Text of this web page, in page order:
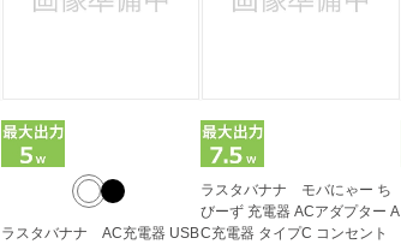
ラスタバナナ AC充電器 USB
ラスタバナナ モバにゃー ち
びーず 充電器 ACアダプター A
C充電器 タイプC コンセント